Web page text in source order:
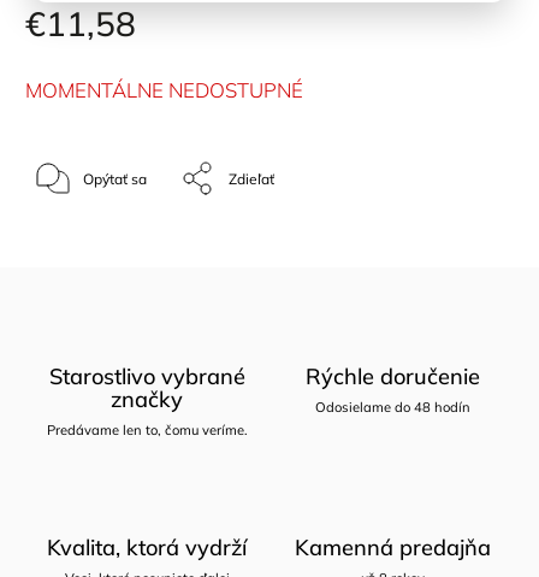
€11,58
MOMENTÁLNE NEDOSTUPNÉ
Opýtať sa Zdieľať
Starostlivo vybrané
značky
Predávame len to, čomu veríme.
Rýchle doručenie
Odosielame do 48 hodín
Kvalita, ktorá vydrží Kamenná predajňa